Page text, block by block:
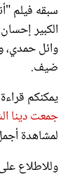
سبقه فيلم
الكبير
وائل حمدي،
ضيف.
يمكنكم
جمعت دينا
لمشاهدة
وللاطلاع